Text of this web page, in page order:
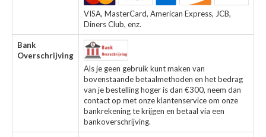
VISA, MasterCard, American Express, JCB,
Diners Club, enz.
Bank
Overschrijving
Als je geen gebruik kunt maken van
bovenstaande betaalmethoden en het bedrag
van je bestelling hoger is dan €300, neem dan
contact op met onze klantenservice om onze
bankrekening te krijgen en betaal via een
bankoverschrijving.